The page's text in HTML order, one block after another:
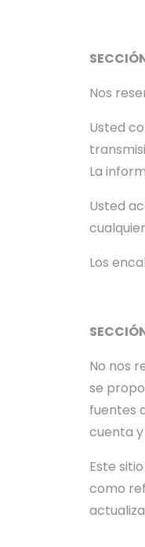
Nos
Usted
La
Usted
Los
No nos
se
fuentes
cuenta y
Este
como